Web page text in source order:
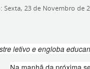
Sexta, 23 de Novembro de
letivo e engloba
Na manhã da próxima